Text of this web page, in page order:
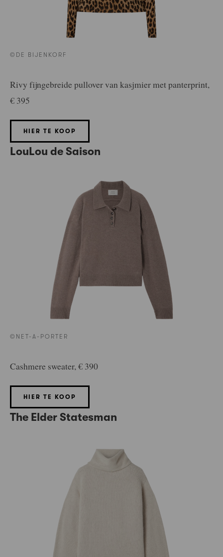
©DE BIJENKORF
Rivy fijngebreide pullover van kasjmier met panterprint,
€ 395
HIER TE KOOP
LouLou de Saison
©NET-A-PORTER
Cashmere sweater, € 390
HIER TE KOOP
The Elder Statesman